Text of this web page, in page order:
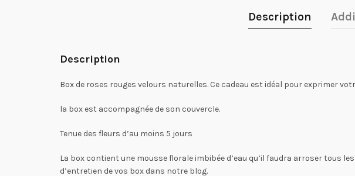
Description
Description
Box de roses rouges velours naturelles. Ce cadeau est idéal pour exprimer
la box est accompagnée de son couvercle.
Tenue des fleurs d’au moins 5 jours
La box contient une mousse florale imbibée d’eau qu’il faudra arroser tous
d’entretien de vos box dans notre blog.